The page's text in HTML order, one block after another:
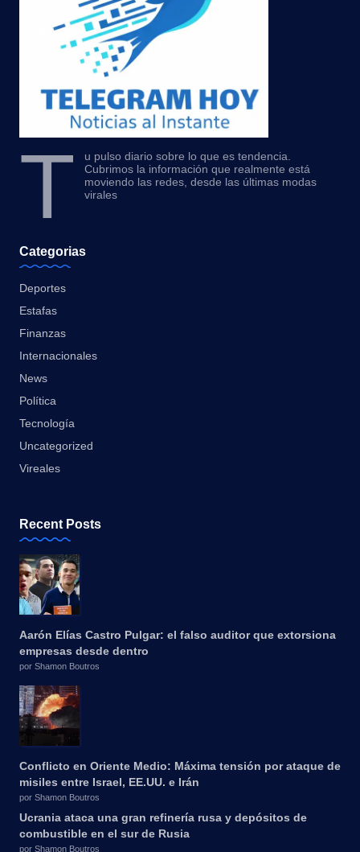
T
u pulso diario sobre lo que es tendencia.
Cubrimos la información que realmente está
moviendo las redes, desde las últimas modas
virales
Categorias
Deportes
Estafas
Finanzas
Internacionales
News
Política
Tecnología
Uncategorized
Vireales
Recent Posts
Aarón Elías Castro Pulgar: el falso auditor que extorsiona
empresas desde dentro
por Shamon Boutros
Conflicto en Oriente Medio: Máxima tensión por ataque de
misiles entre Israel, EE.UU. e Irán
por Shamon Boutros
Ucrania ataca una gran refinería rusa y depósitos de
combustible en el sur de Rusia
por Shamon Boutros